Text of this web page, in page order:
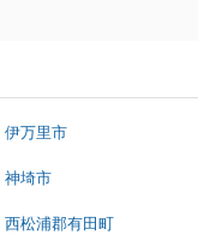
伊万里市
神埼市
西松浦郡有田町